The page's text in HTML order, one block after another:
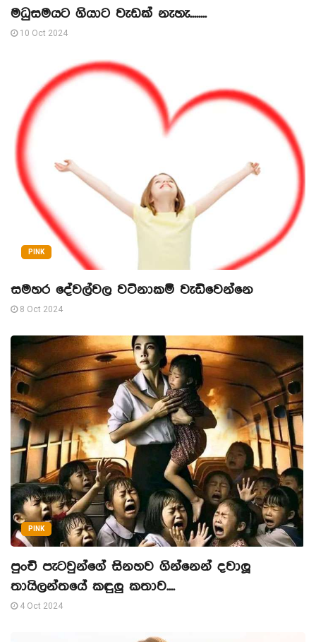
මධුසමයට ගියාට වැඩක් නැහැ........
10 Oct 2024
PINK
සමහර දේවල්වල වටිනාකම් වැඩිවෙන්නෙ
8 Oct 2024
PINK
පුංචි පැටවුන්ගේ සිනහව ගින්නෙන් දවාලූ
තායිලන්තයේ කඳුලු කතාව....
4 Oct 2024